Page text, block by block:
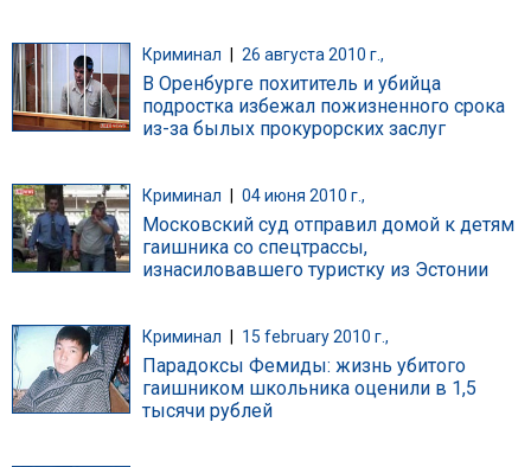
Криминал | 26 августа 2010 г.,
В Оренбурге похититель и убийца
подростка избежал пожизненного срока
из-за былых прокурорских заслуг
Криминал 04 июня 2010 г.,
Московский суд отправил домой к детям
гаишника со спецтрассы,
изнасиловавшего туристку из Эстонии
Криминал 15 february 2010 г.,
Парадоксы Фемиды: жизнь убитого
гаишником школьника оценили в 1,5
тысячи рублей